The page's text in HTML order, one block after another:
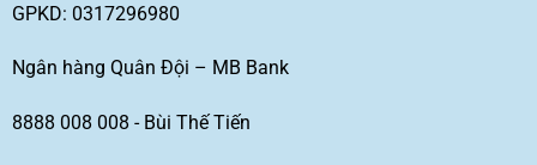
GPKD: 0317296980
Ngân hàng Quân Đội – MB Bank
8888 008 008 - Bùi Thế Tiến